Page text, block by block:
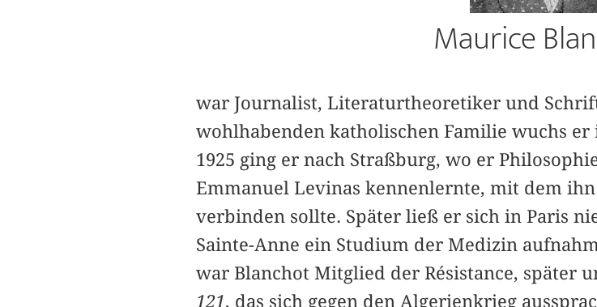
Maurice
war Journalist, Literaturtheoretiker und
wohlhabenden katholischen Familie wuchs er
1925 ging er nach Straßburg, wo er
Emmanuel Levinas kennenlernte, mit dem
verbinden sollte. Später ließ er sich in Paris
Sainte-Anne ein Studium der Medizin
war Blanchot Mitglied der Résistance, später
121, das sich gegen den Algerienkrieg